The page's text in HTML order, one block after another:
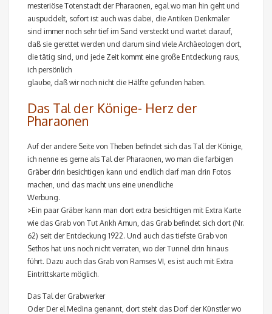
mesteriöse Totenstadt der Pharaonen, egal wo man hin geht und
auspuddelt, sofort ist auch was dabei, die Antiken Denkmäler
sind immer noch sehr tief im Sand versteckt und wartet darauf,
daß sie gerettet werden und darum sind viele Archäeologen dort,
die tätig sind, und jede Zeit kommt eine große Entdeckung raus,
ich persönlich
glaube, daß wir noch nicht die Hälfte gefunden haben.
Das Tal der Könige- Herz der
Pharaonen
Auf der andere Seite von Theben befindet sich das Tal der Könige,
ich nenne es gerne als Tal der Pharaonen, wo man die farbigen
Gräber drin besichtigen kann und endlich darf man drin Fotos
machen, und das macht uns eine unendliche
Werbung.
>Ein paar Gräber kann man dort extra besichtigen mit Extra Karte
wie das Grab von Tut Ankh Amun, das Grab befindet sich dort (Nr.
62) seit der Entdeckung 1922. Und auch das tiefste Grab von
Sethos hat uns noch nicht verraten, wo der Tunnel drin hinaus
führt. Dazu auch das Grab von Ramses VI, es ist auch mit Extra
Eintrittskarte möglich.
Das Tal der Grabwerker
Oder Der el Medina genannt, dort steht das Dorf der Künstler wo